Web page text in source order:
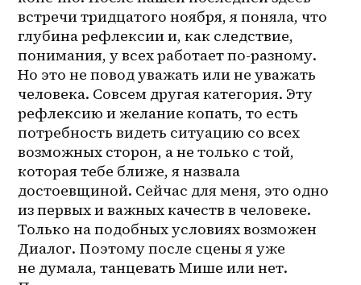
встречи тридцатого ноября, я поняла, что
глубина рефлексии и, как следствие,
понимания, у всех работает по-разному.
Но это не повод уважать или не уважать
человека. Совсем другая категория. Эту
рефлексию и желание копать, то есть
потребность видеть ситуацию со всех
возможных сторон, а не только с той,
которая тебе ближе, я назвала
достоевщиной. Сейчас для меня, это одно
из первых и важных качеств в человеке.
Только на подобных условиях возможен
Диалог. Поэтому после сцены я уже
не думала, танцевать Мише или нет.